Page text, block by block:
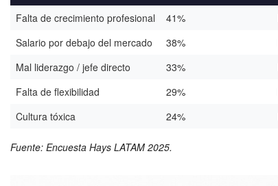
Falta de crecimiento profesional
41%
Salario por debajo del mercado
38%
Mal liderazgo / jefe directo
33%
Falta de flexibilidad
29%
Cultura tóxica
24%
Fuente: Encuesta Hays LATAM 2025.